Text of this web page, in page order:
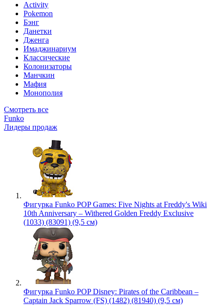
Activity
Pokemon
Бэнг
Данетки
Дженга
Имаджинариум
Классические
Колонизаторы
Манчкин
Мафия
Монополия
Смотреть все
Funko
Лидеры продаж
Фигурка Funko POP Games: Five Nights at Freddy's Wiki
10th Anniversary – Withered Golden Freddy Exclusive
(1033) (83091) (9,5 см)
Фигурка Funko POP Disney: Pirates of the Caribbean –
Captain Jack Sparrow (FS) (1482) (81940) (9,5 см)